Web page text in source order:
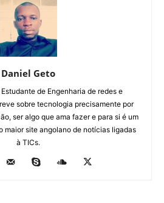
Daniel Geto
de Engenharia de redes e
sobre tecnologia precisamente por
ser algo que ama fazer e para si é um
maior site angolano de notícias ligadas
à TICs.